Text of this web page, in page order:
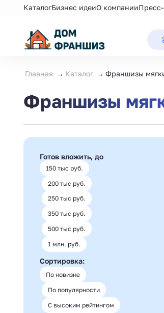
КаталогБизнес идеиО компании
Главная Каталог Франшизы
Франшизы
Готов вложить, до
150 тыс руб.
200 тыс руб.
250 тыс руб.
350 тыс руб.
500 тыс руб.
1 млн. руб.
Сортировка:
По новизне
По популярности
С высоким рейтингом